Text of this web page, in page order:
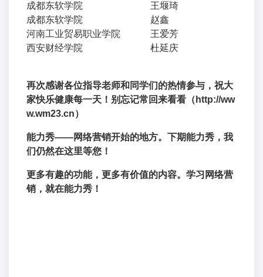
成都东软学院
王堰琦
成都东软学院
赵鑫
河南工业贸易职业学院
王爱芳
西安财经学院
杜延庆
再次感谢各位指导老师和同学们的热情参与，祝大
家快乐健康每一天！别忘记常回来看看（ http://ww
w.wm23.cn）
能力秀——网络营销开始的地方。下期能力秀，我
们仍然在这里等您！
更多有趣的功能，更多有价值的内容。学习网络营
销，就在能力秀！